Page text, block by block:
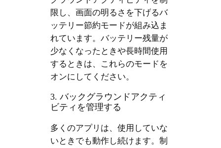
限し、画面の明るさを下げるバ
ッテリー節約モードが組み込ま
れています。バッテリー残量が
少なくなったときや長時間使用
するときは、これらのモードを
オンにしてください。
3. バックグラウンドアクティ
ビティを管理する
多くのアプリは、使用していな
いときでも動作し続けます。制